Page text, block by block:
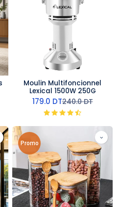
Moulin Multifoncionnel
Lexical 1500W 250G
179.0 DT240.0DT
Promo